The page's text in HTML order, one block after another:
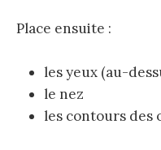
Place ensuite :
les yeux (au-
le nez
les contours des